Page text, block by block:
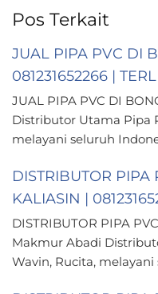
Pos Terkait
JUAL PIPA PVC DI
081231652266 |
JUAL PIPA PVC DI
Distributor Utama Pipa
melayani seluruh
DISTRIBUTOR
KALIASIN |
DISTRIBUTOR PIPA
Makmur Abadi
Wavin, Rucita,